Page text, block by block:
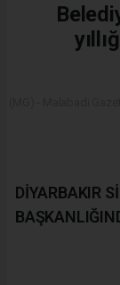
DİYARBAKIR